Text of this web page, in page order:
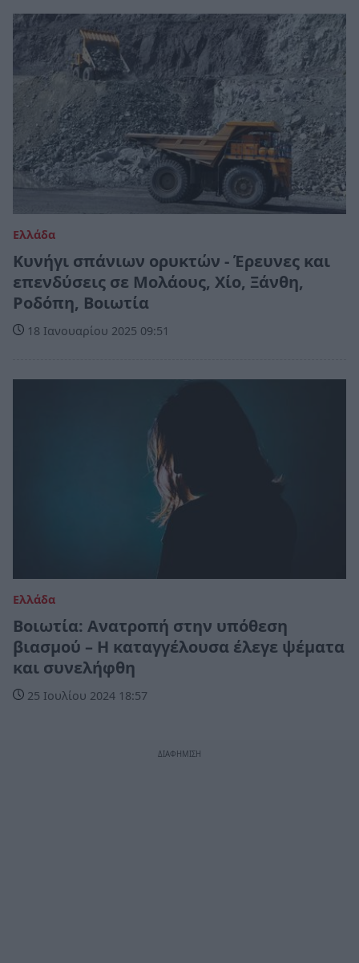
Ελλάδα
Kυνήγι σπάνιων ορυκτών - Έρευνες και
επενδύσεις σε Μολάους, Χίο, Ξάνθη,
Ροδόπη, Βοιωτία
18 Ιανουαρίου 2025 09:51
Ελλάδα
Βοιωτία: Ανατροπή στην υπόθεση
βιασμού – Η καταγγέλουσα έλεγε ψέματα
και συνελήφθη
25 Ιουλίου 2024 18:57